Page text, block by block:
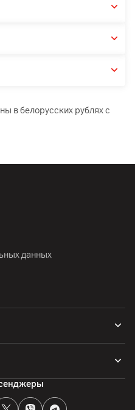
в белорусских рублях с
данных